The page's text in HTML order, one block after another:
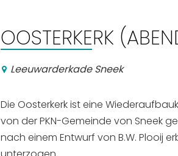
OOSTERKERK
Leeuwarderkade Sneek
Die Oosterkerk ist eine
von der PKN-Gemeinde von Sneek
nach einem Entwurf von B.W. Plooij